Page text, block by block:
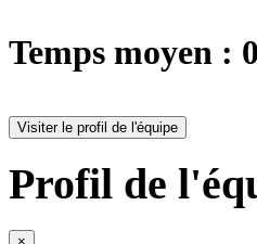
Temps moyen :
Visiter le profil de l'équipe
Profil de